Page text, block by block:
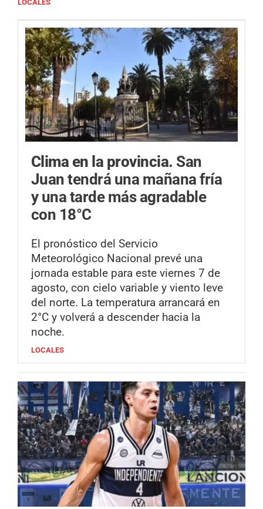
LOCALES
Clima en la provincia. San
Juan tendrá una mañana fría
y una tarde más agradable
con 18°C
El pronóstico del Servicio
Meteorológico Nacional prevé una
jornada estable para este viernes 7 de
agosto, con cielo variable y viento leve
del norte. La temperatura arrancará en
2°C y volverá a descender hacia la
noche.
LOCALES